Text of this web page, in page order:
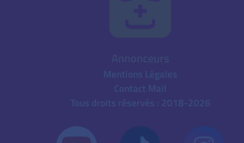
Mentions Légales
Contact Mail
Tous droits réservés : 2018-2026